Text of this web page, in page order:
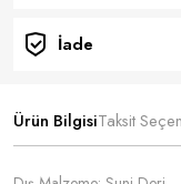
İade
Ürün BilgisiTaksit